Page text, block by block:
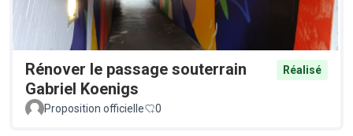
Rénover le passage souterrain
Gabriel Koenigs
Réalisé
Proposition officielle 0